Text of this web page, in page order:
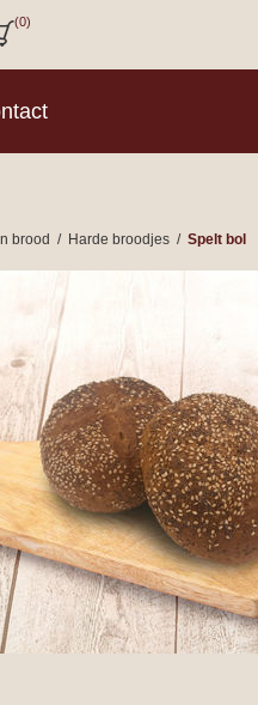
(0)
brood / Harde broodjes / Spelt bol